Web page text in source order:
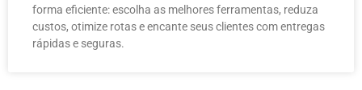
forma eficiente: escolha as melhores ferramentas, reduza
custos, otimize rotas e encante seus clientes com entregas
rápidas e seguras.